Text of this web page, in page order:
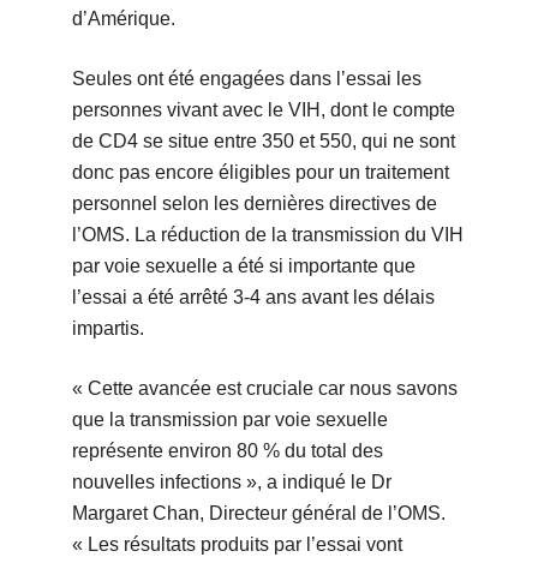
d’Amérique.
Seules ont été engagées dans l’essai les
personnes vivant avec le VIH, dont le compte
de CD4 se situe entre 350 et 550, qui ne sont
donc pas encore éligibles pour un traitement
personnel selon les dernières directives de
l’OMS. La réduction de la transmission du VIH
par voie sexuelle a été si importante que
l’essai a été arrêté 3-4 ans avant les délais
impartis.
« Cette avancée est cruciale car nous savons
que la transmission par voie sexuelle
représente environ 80 % du total des
nouvelles infections », a indiqué le Dr
Margaret Chan, Directeur général de l’OMS.
« Les résultats produits par l’essai vont